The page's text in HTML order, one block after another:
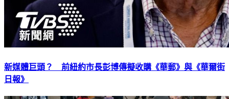
新媒體巨頭？ 前紐約市長彭博傳擬收購《華郵》與《華爾街
日報》